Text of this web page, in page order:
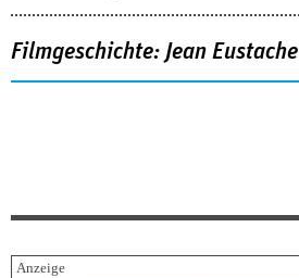
Filmgeschichte: Jean Eustache